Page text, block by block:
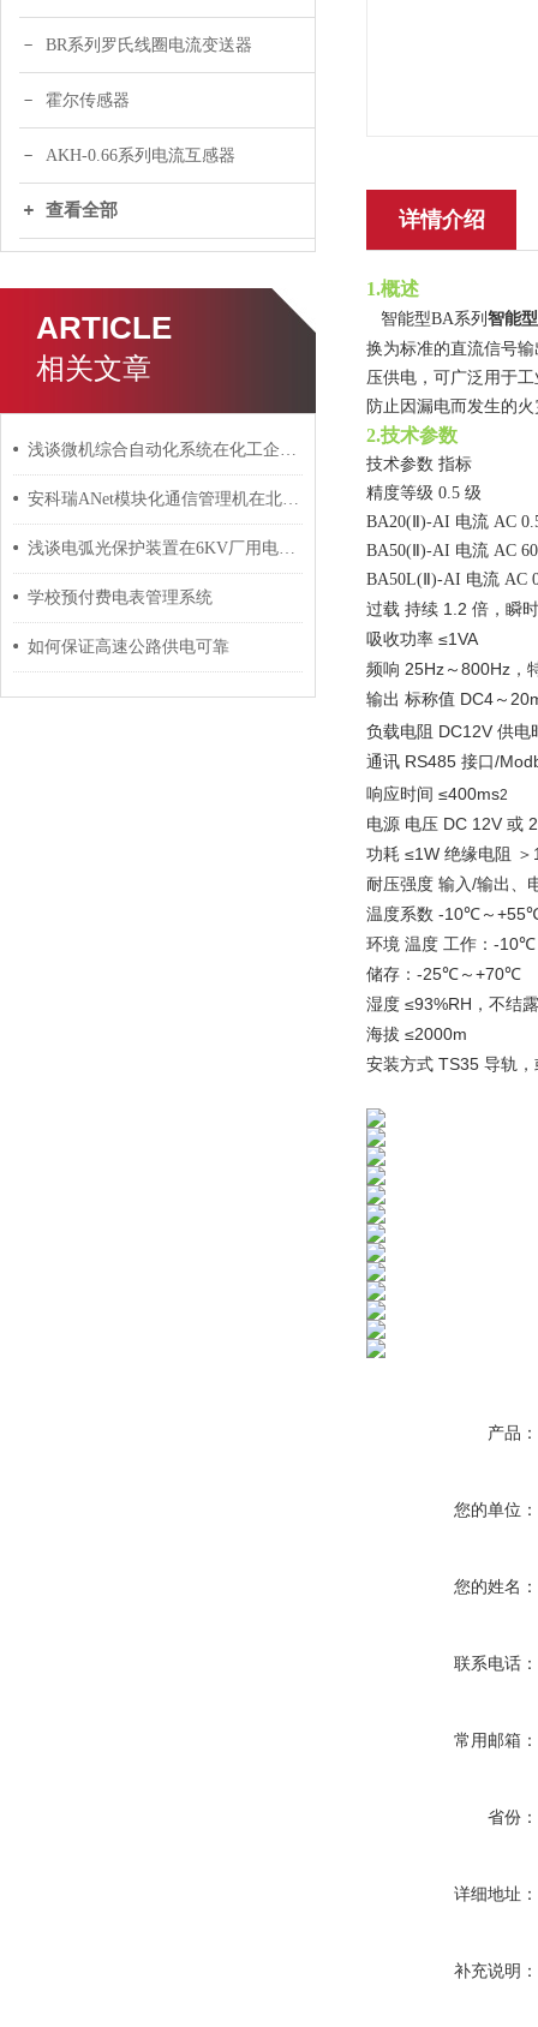
BR系列罗氏线圈电流变送器
霍尔传感器
AKH-0.66系列电流互感器
查看全部
ARTICLE
相关文章
浅谈微机综合自动化系统在化工企业变电站中应用
安科瑞ANet模块化通信管理机在北京冬奥会项目的应用
浅谈电弧光保护装置在6KV厂用电系统中的应用与选型
学校预付费电表管理系统
如何保证高速公路供电可靠
详情介绍
1.概述
智能型BA系列 智能
换为标准的直流信号
压供电，可广泛用于
防止因漏电而发生的
2.技术参数
技术参数 指标
精度等级 0.5 级
BA20(Ⅱ)-AI 电流 AC
BA50(Ⅱ)-AI 电流 AC
BA50L(Ⅱ)-AI 电流 AC
过载 持续 1.2 倍，瞬
吸收功率 ≤1VA
频响 25Hz ～ 800Hz ，
输出 标称值 DC4 ～
负载电阻 DC12V 供电
通讯 RS485 接口 /
响应时间 ≤400ms2
电源 电压 DC 12V 或
功耗 ≤1W 绝缘电阻 ＞
耐压强度 输入/输出、
温度系数 -10℃ ～
环境 温度 工作： -10℃
储存： -25℃ ～ +70℃
湿度 ≤93%RH ，不结
海拔 ≤2000m
安装方式 TS35 导轨
产品：
您的单位：
您的姓名：
联系电话：
常用邮箱：
省份：
详细地址：
补充说明：